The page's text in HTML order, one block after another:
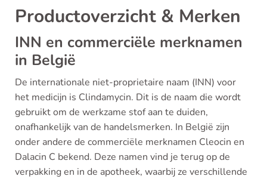
Productoverzicht & Merken
INN en commerciële merknamen
in België
De internationale niet-proprietaire naam (INN) voor
het medicijn is Clindamycin. Dit is de naam die wordt
gebruikt om de werkzame stof aan te duiden,
onafhankelijk van de handelsmerken. In België zijn
onder andere de commerciële merknamen Cleocin en
Dalacin C bekend. Deze namen vind je terug op de
verpakking en in de apotheek, waarbij ze verschillende